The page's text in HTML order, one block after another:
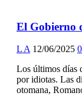
El Gobierno
L A 12/06/2025 0
Los últimos días
por idiotas. Las
otomana,